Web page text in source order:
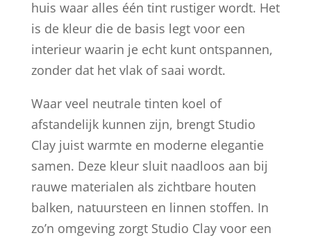
huis waar alles één tint rustiger wordt. Het
is de kleur die de basis legt voor een
interieur waarin je echt kunt ontspannen,
zonder dat het vlak of saai wordt.
Waar veel neutrale tinten koel of
afstandelijk kunnen zijn, brengt Studio
Clay juist warmte en moderne elegantie
samen. Deze kleur sluit naadloos aan bij
rauwe materialen als zichtbare houten
balken, natuursteen en linnen stoffen. In
zo’n omgeving zorgt Studio Clay voor een